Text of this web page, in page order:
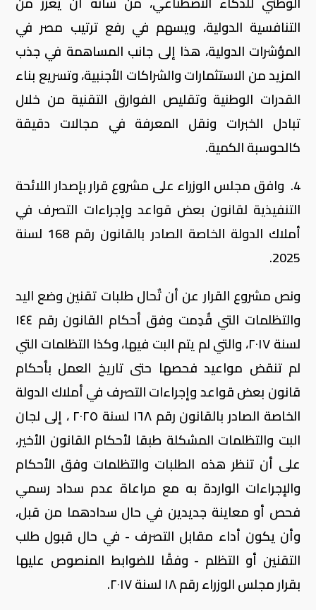
التنافسية الدولية، ويسهم في رفع ترتيب مصر في
المؤشرات الدولية، هذا إلى جانب المساهمة في جذب
المزيد من الاستثمارات والشراكات الأجنبية، وتسريع بناء
القدرات الوطنية وتقليص الفوارق التقنية من خلال
تبادل الخبرات ونقل المعرفة في مجالات دقيقة
كالحوسبة الكمية.
4. وافق مجلس الوزراء على مشروع قرار بإصدار اللائحة
التنفيذية لقانون بعض قواعد وإجراءات التصرف في
أملاك الدولة الخاصة الصادر بالقانون رقم 168 لسنة
2025.
ونص مشروع القرار عن أن تٌحال طلبات تقنين وضع اليد
والتظلمات التي قٌدِمت وفق أحكام القانون رقم ١٤٤
لسنة ٢٠١٧، والتي لم يتم البت فيها، وكذا التظلمات التي
لم تنقض مواعيد فحصها حتى تاريخ العمل بأحكام
قانون بعض قواعد وإجراءات التصرف في أملاك الدولة
الخاصة الصادر بالقانون رقم ١٦٨ لسنة ۲۰۲٥ ، إلى لجان
البت والتظلمات المشكلة طبقا لأحكام القانون الأخير،
على أن تنظر هذه الطلبات والتظلمات وفق الأحكام
والإجراءات الواردة به مع مراعاة عدم سداد رسمي
فحص أو معاينة جديدين في حال سدادهما من قبل،
وأن يكون أداء مقابل التصرف - في حال قبول طلب
التقنين أو التظلم - وفقًا للضوابط المنصوص عليها
بقرار مجلس الوزراء رقم ۱۸ لسنة ٢٠١٧.